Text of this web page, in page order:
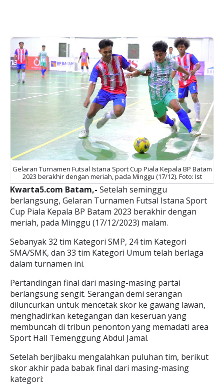
Gelaran Turnamen Futsal Istana Sport Cup Piala Kepala BP Batam
2023 berakhir dengan meriah, pada Minggu (17/12). Foto: Ist
Kwarta5.com Batam,- Setelah seminggu
berlangsung, Gelaran Turnamen Futsal Istana Sport
Cup Piala Kepala BP Batam 2023 berakhir dengan
meriah, pada Minggu (17/12/2023) malam.
Sebanyak 32 tim Kategori SMP, 24 tim Kategori
SMA/SMK, dan 33 tim Kategori Umum telah berlaga
dalam turnamen ini.
Pertandingan final dari masing-masing partai
berlangsung sengit. Serangan demi serangan
diluncurkan untuk mencetak skor ke gawang lawan,
menghadirkan ketegangan dan keseruan yang
membuncah di tribun penonton yang memadati area
Sport Hall Temenggung Abdul Jamal.
Setelah berjibaku mengalahkan puluhan tim, berikut
skor akhir pada babak final dari masing-masing
kategori: